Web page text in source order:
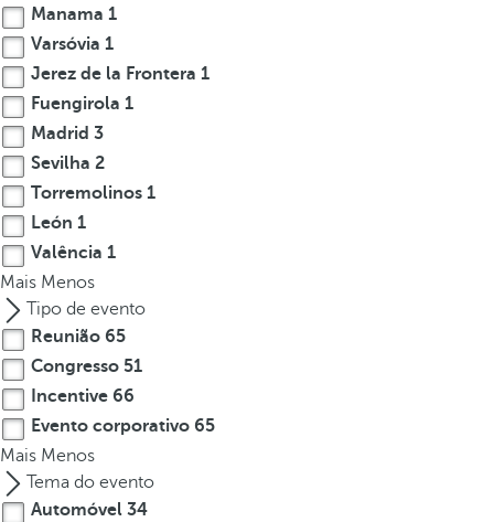
n
g
t
r
e
e
o
r
m
o
r
e
c
a
r
a
c
Manama 1
Varsóvia 1
Jerez de la Frontera 1
Fuengirola 1
Madrid 3
Sevilha 2
Torremolinos 1
León 1
Valência 1
Mais Menos
Tipo de evento
Reunião 65
Congresso 51
Incentive 66
Evento corporativo 65
Mais Menos
Tema do evento
Automóvel 34